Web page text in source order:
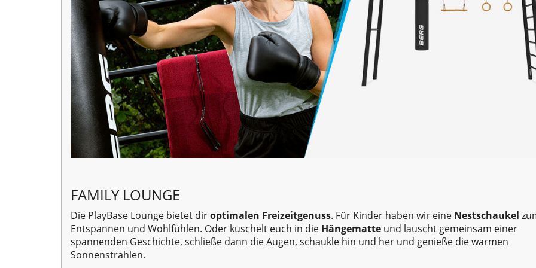
FAMILY LOUNGE
Die PlayBase Lounge bietet diroptimalen Freizeitgenuss. Für Kinder haben wir eine Nestschaukel
Entspannen und Wohlfühlen. Oder kuschelt euch in die Hängematte und lauscht gemeinsam einer
spannenden Geschichte, schließe dann die Augen, schaukle hin und her und genieße die warmen
Sonnenstrahlen.